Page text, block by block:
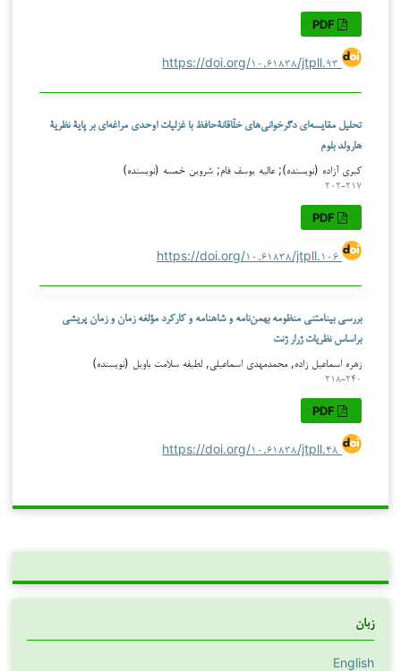
https://doi.org/۱۰.۶۱۸۳۸/jtpll.۹۳
تحلیل مقایسه‌ای دگرخوانی‌های خلّاقانۀحافظ با غزلیات اوحدی مراغه‌ای بر پایۀ نظریۀ
هارولد بلوم
کبری آزاده (نویسنده); عالیه یوسف فام; شروین خمسه (نویسنده)
۲۰۲-۲۱۷
https://doi.org/۱۰.۶۱۸۳۸/jtpll.۱۰۶
بررسی بینامتنی منظومه بهمن‌نامه و شاهنامه و کارکرد مؤلفه زمان و زمان پریشی
براساس نظریات ژرار ژنت
زهره اسماعیل زاده, محمدمهدی اسماعیلی, لطیفه سلامت باویل (نویسنده)
۲۱۸-۲۴۰
https://doi.org/۱۰.۶۱۸۳۸/jtpll.۴۸
زبان
English